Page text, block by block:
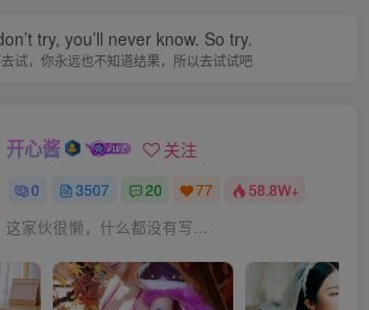
try, you’ll never know. So try.
试，你永远也不知道结果，所以去试试吧
开心酱 关注
0 3507 20 77 58.8W+
这家伙很懒，什么都没有写...